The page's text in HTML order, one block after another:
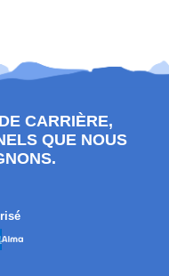
CARRIÈRE,
QUE NOUS